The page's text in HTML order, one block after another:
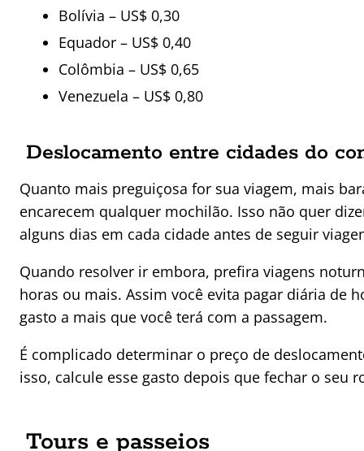
Bolívia – US$ 0,30
Equador – US$ 0,40
Colômbia – US$ 0,65
Venezuela – US$ 0,80
Deslocamento entre cidades do
Quanto mais preguiçosa for sua viagem, mais
encarecem qualquer mochilão. Isso não quer
alguns dias em cada cidade antes de seguir
Quando resolver ir embora, prefira viagens
horas ou mais. Assim você evita pagar diária de
gasto a mais que você terá com a passagem.
É complicado determinar o preço de
isso, calcule esse gasto depois que fechar o seu
Tours e passeios